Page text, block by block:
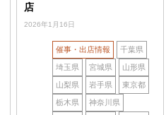
店
2026年1月16日
催事・出店情報 千葉県
埼玉県 宮城県 山形県
山梨県 岩手県 東京都
栃木県 神奈川県